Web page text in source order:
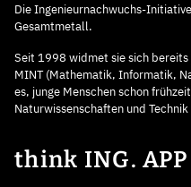
Die Ingenieurnachwuchs-
Gesamtmetall.
Seit 1998 widmet sie sich bereits
MINT (Mathematik, Informatik,
es, junge Menschen schon
Naturwissenschaften und
think ING. APP